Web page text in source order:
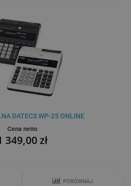
DATECS WP-25 ONLINE
Cena netto
349,00 zł
PORÓWNAJ